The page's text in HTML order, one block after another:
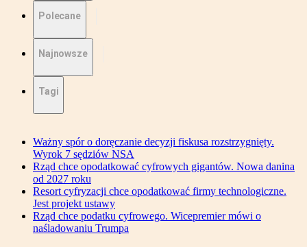
Polecane
Najnowsze
Tagi
Ważny spór o doręczanie decyzji fiskusa rozstrzygnięty.
Wyrok 7 sędziów NSA
Rząd chce opodatkować cyfrowych gigantów. Nowa danina
od 2027 roku
Resort cyfryzacji chce opodatkować firmy technologiczne.
Jest projekt ustawy
Rząd chce podatku cyfrowego. Wicepremier mówi o
naśladowaniu Trumpa